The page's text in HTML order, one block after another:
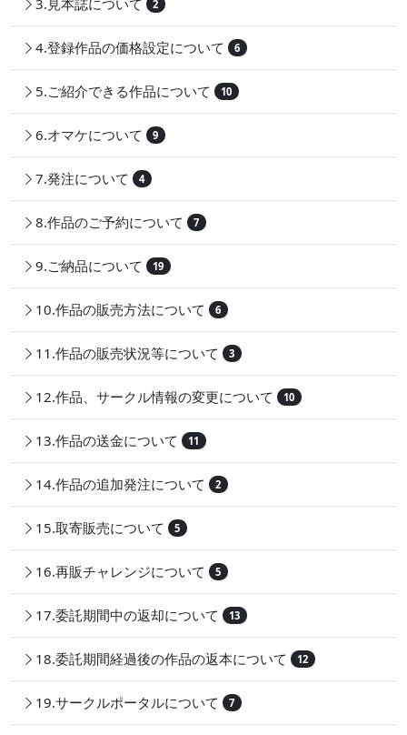
2
4.登録作品の価格設定について 6
5.ご紹介できる作品について 10
6.オマケについて 9
7.発注について 4
8.作品のご予約について 7
9.ご納品について 19
10.作品の販売方法について 6
11.作品の販売状況等について 3
12.作品、サークル情報の変更について 10
13.作品の送金について 11
14.作品の追加発注について 2
15.取寄販売について 5
16.再販チャレンジについて 5
17.委託期間中の返却について 13
18.委託期間経過後の作品の返本について 12
19.サークルポータルについて 7